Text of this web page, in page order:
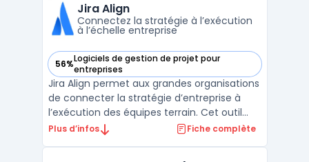
Jira Align
Connectez la stratégie à l’exécution
à l’échelle entreprise
56%Logiciels de gestion de projet pour
entreprises
— voir Jira Align dans cette catégorie
Jira Align permet aux grandes organisations
de connecter la stratégie d’entreprise à
l’exécution des équipes terrain. Cet outil
cloud s’adresse aux structures qui
Plus d’infos Fiche complète